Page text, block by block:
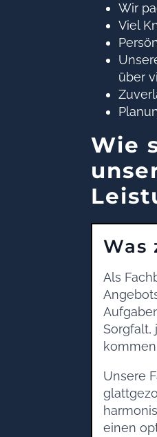
Wir
Viel
über
Wie
Was
Als
Sorgfalt,
Unsere
einen